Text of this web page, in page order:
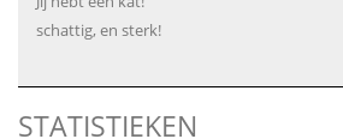
schattig, en sterk!
STATISTIEKEN